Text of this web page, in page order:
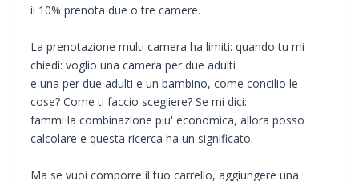
il 10% prenota due o tre camere.
La prenotazione multi camera ha limiti: quando tu mi
chiedi: voglio una camera per due adulti
e una per due adulti e un bambino, come concilio le
cose? Come ti faccio scegliere? Se mi dici:
fammi la combinazione piu' economica, allora posso
calcolare e questa ricerca ha un significato.
Ma se vuoi comporre il tuo carrello, aggiungere una